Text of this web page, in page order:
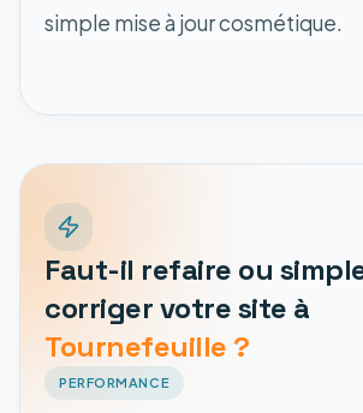
simple mise à jour cosmétique.
Faut-il refaire ou
corriger votre site à
Tournefeuille ?
PERFORMANCE